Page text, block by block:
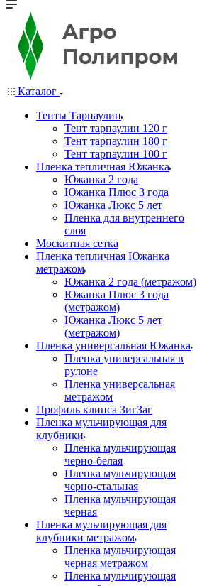
Каталог
Тенты Тарпаулин
Тент тарпаулин 120 г
Тент тарпаулин 180 г
Тент тарпаулин 100 г
Пленка тепличная Южанка
Южанка 2 года
Южанка Плюс 3 года
Южанка Люкс 5 лет
Пленка для внутреннего
слоя
Москитная сетка
Пленка тепличная Южанка
метражом
Южанка 2 года (метражом)
Южанка Плюс 3 года
(метражом)
Южанка Люкс 5 лет
(метражом)
Пленка универсальная Южанка
Пленка универсальная в
рулоне
Пленка универсальная
метражом
Профиль клипса ЗигЗаг
Пленка мульчирующая для
клубники
Пленка мульчирующая
черно-белая
Пленка мульчирующая
черно-стальная
Пленка мульчирующая
черная
Пленка мульчирующая для
клубники метражом
Пленка мульчирующая
черная метражом
Пленка мульчирующая